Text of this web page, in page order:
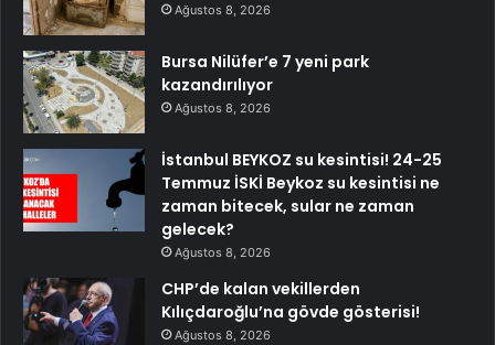
Ağustos 8, 2026
Bursa Nilüfer’e 7 yeni park
kazandırılıyor
Ağustos 8, 2026
İstanbul BEYKOZ su kesintisi! 24-25
Temmuz İSKİ Beykoz su kesintisi ne
zaman bitecek, sular ne zaman
gelecek?
Ağustos 8, 2026
CHP’de kalan vekillerden
Kılıçdaroğlu’na gövde gösterisi!
Ağustos 8, 2026